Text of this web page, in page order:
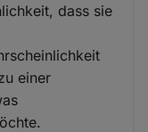
dass sie
einer